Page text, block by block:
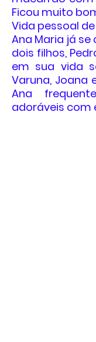
Ficou muito
Vida pessoal
Ana Maria já
dois filhos,
em sua vida
Varuna, Joana
Ana
adoráveis com